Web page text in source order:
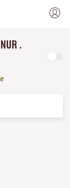
.